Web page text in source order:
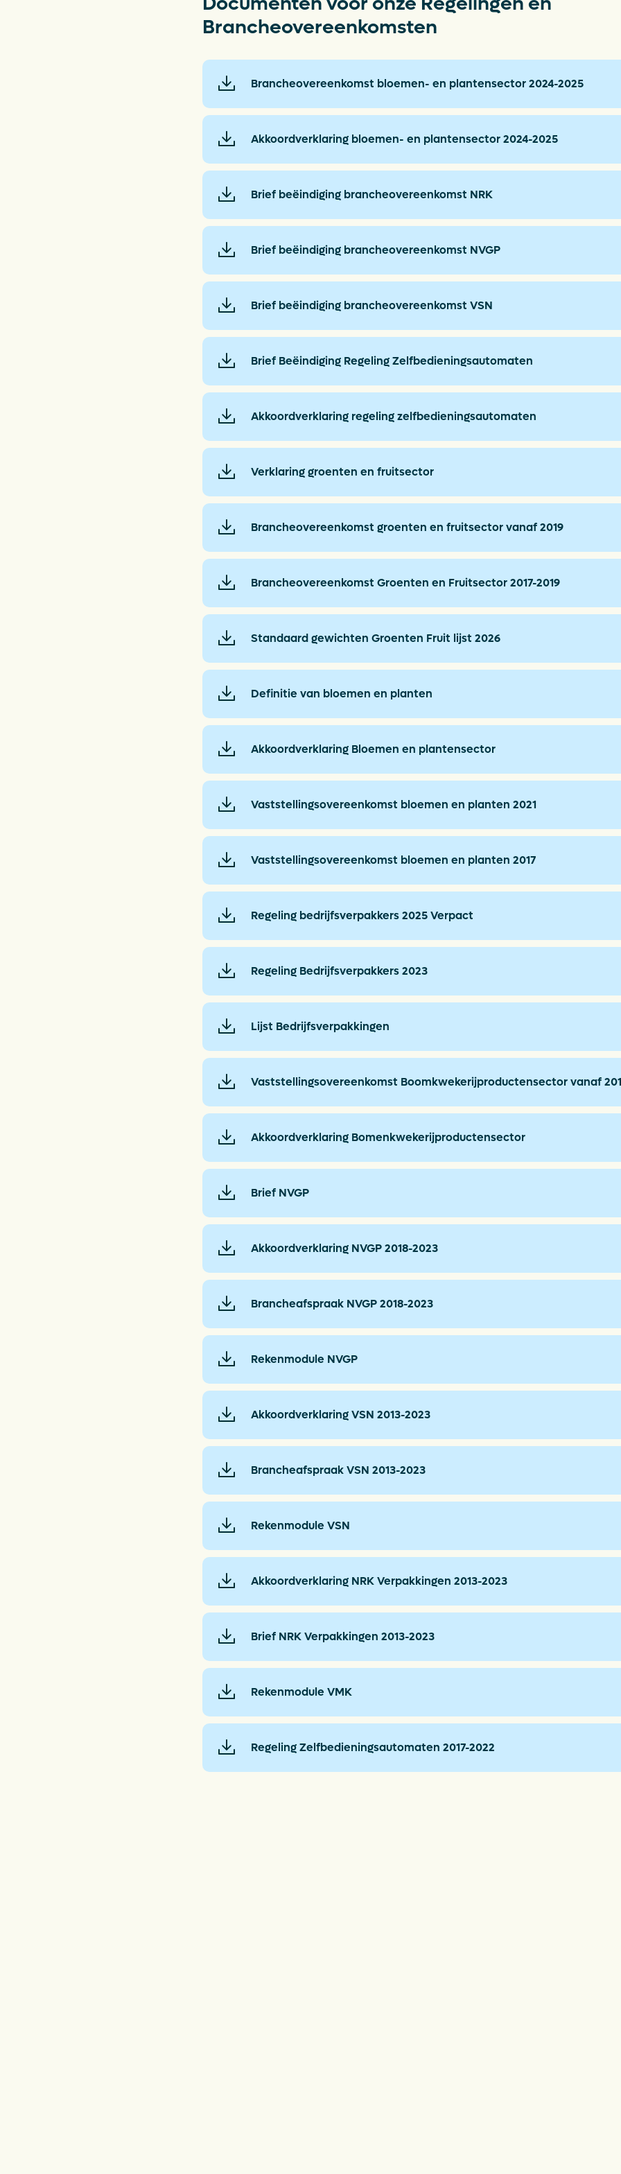
Wetgeving
Actueel
Brancheovereenkomsten
Brancheovereenkomst bloemen- en plantensector 2024-2025
Akkoordverklaring bloemen- en plantensector 2024-2025
Brief beëindiging brancheovereenkomst NRK
Brief beëindiging brancheovereenkomst NVGP
Brief beëindiging brancheovereenkomst VSN
Brief Beëindiging Regeling Zelfbedieningsautomaten
Akkoordverklaring regeling zelfbedieningsautomaten
Verklaring groenten en fruitsector
Brancheovereenkomst groenten en fruitsector vanaf 2019
Brancheovereenkomst Groenten en Fruitsector 2017-2019
Standaard gewichten Groenten Fruit lijst 2026
Definitie van bloemen en planten
Akkoordverklaring Bloemen en plantensector
Vaststellingsovereenkomst bloemen en planten 2021
Vaststellingsovereenkomst bloemen en planten 2017
Regeling bedrijfsverpakkers 2025 Verpact
Regeling Bedrijfsverpakkers 2023
Lijst Bedrijfsverpakkingen
Vaststellingsovereenkomst Boomkwekerijproductensector vanaf
Akkoordverklaring Bomenkwekerijproductensector
Brief NVGP
Akkoordverklaring NVGP 2018-2023
Brancheafspraak NVGP 2018-2023
Rekenmodule NVGP
Akkoordverklaring VSN 2013-2023
Brancheafspraak VSN 2013-2023
Rekenmodule VSN
Akkoordverklaring NRK Verpakkingen 2013-2023
Brief NRK Verpakkingen 2013-2023
Rekenmodule VMK
Regeling Zelfbedieningsautomaten 2017-2022